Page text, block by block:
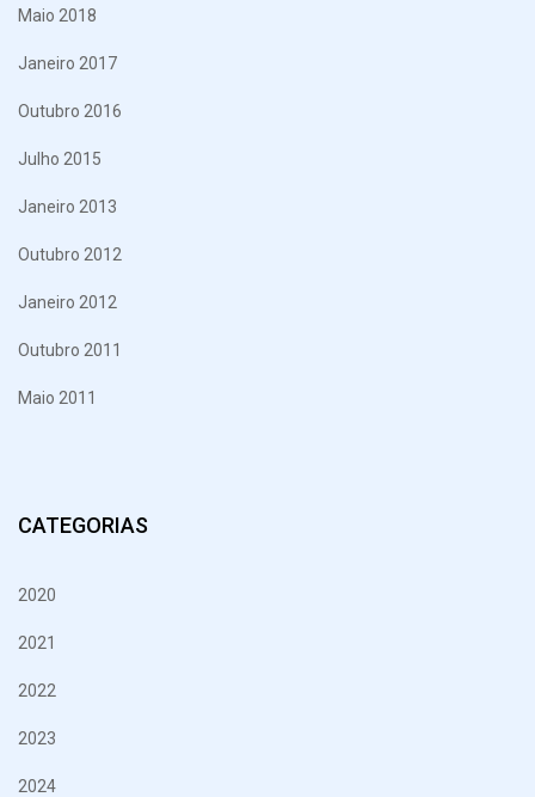
Maio 2018
Janeiro 2017
Outubro 2016
Julho 2015
Janeiro 2013
Outubro 2012
Janeiro 2012
Outubro 2011
Maio 2011
CATEGORIAS
2020
2021
2022
2023
2024